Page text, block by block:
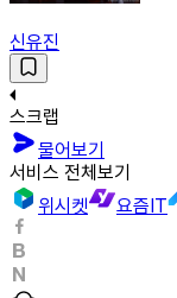
신유진
스크랩
물어보기
서비스 전체보기
위시켓
요즘IT